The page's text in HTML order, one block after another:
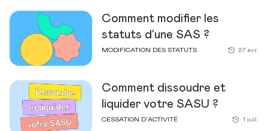
Comment modifier les
statuts d’une SAS ?
MODIFICATION DES STATUTS 27 avr.
Comment dissoudre et
liquider votre SASU ?
CESSATION D’ACTIVITÉ 1 juil.